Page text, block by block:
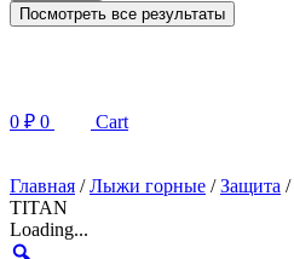
Посмотреть все результаты
0 ₽ 0 Cart
Главная /Лыжи горные /Защита /
TITAN
Loading...